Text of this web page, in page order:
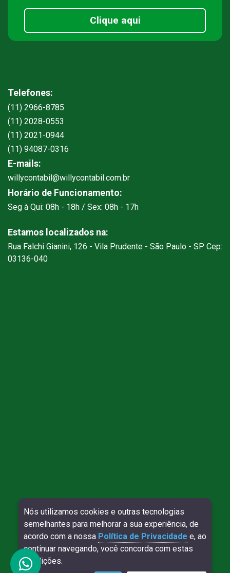
Clique aqui
Telefones:
(11) 2966-8785
(11) 2028-0553
(11) 2021-0944
(11) 94087-0316
E-mails:
willycontabil@willycontabil.com.br
Horário de Funcionamento:
Seg à Qui: 08h - 18h / Sex: 08h - 17h
Estamos localizados na:
Rua Falchi Gianini, 126 - Vila Prudente - São Paulo - SP Cep:
03136-040
Direitos reservados à Willy Contábil - 2026
DESENVOLVIMENTO: SITE VERIFICADO:
Nós utilizamos cookies e outras tecnologias
semelhantes para melhorar a sua experiência, de
acordo com a nossa Política de Privacidade e, ao
continuar navegando, você concorda com estas
condições.